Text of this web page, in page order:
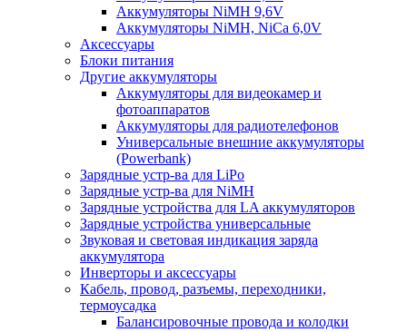
Аккумуляторы NiMH 9,6V
Аккумуляторы NiMH, NiCa 6,0V
Аксессуары
Блоки питания
Другие аккумуляторы
Аккумуляторы для видеокамер и
фотоаппаратов
Аккумуляторы для радиотелефонов
Универсальные внешние аккумуляторы
(Powerbank)
Зарядные устр-ва для LiPo
Зарядные устр-ва для NiMH
Зарядные устройства для LA аккумуляторов
Зарядные устройства универсальные
Звуковая и световая индикация заряда
аккумулятора
Инверторы и аксессуары
Кабель, провод, разъемы, переходники,
термоусадка
Балансировочные провода и колодки